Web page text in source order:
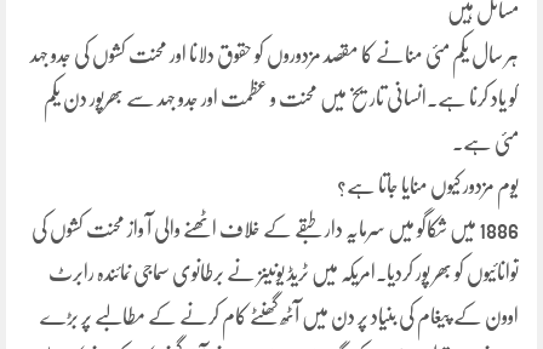
مسائل ہیں
ہر سال یکم مئی منانے کا مقصد مزدوروں کو حقوق دلانا اور محنت کشوں کی جدو جہد
کو یاد کرنا ہے۔انسانی تاریخ میں محنت و عظمت اور جدو جہد سے بھرپور دن یکم
مئی ہے۔
یوم مزدور کیوں منایا جاتا ہے؟
1886 میں شکاگو میں سرمایہ دار طبقے کے خلاف اٹھنے والی آ واز محنت کشوں کی
توانائیوں کو بھر پور کردیا۔امریکہ میں ٹریڈ یونینز نے برطانوی سماجی نمائندہ رابرٹ
اوون کے پیغام کی بنیاد پر دن میں آٹھ گھنٹے کام کرنے کے مطالبے پر بڑے